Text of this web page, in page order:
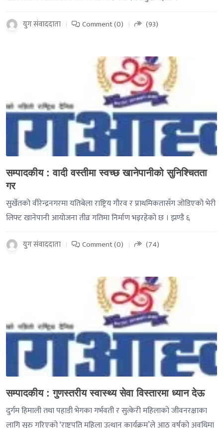
युग संवाददाता Comment (0) (93)
सम्पादकीय : वादी वस्तीमा स्वच्छ खानेपानीको सुनिश्चितता
गर
सुर्खेतको वीरेन्द्रनगरमा यतिबेला राष्ट्रिय गौरव र प्राथमिकतासँग जोडिएको भेरी
लिफ्ट खानेपानी आयोजना तीव्र गतिमा निर्माण भइरहेको छ । झण्डै ६
युग संवाददाता Comment (0) (74)
सम्पादकीय : गुणस्तरीय स्वास्थ्य सेवा विस्तारमा ध्यान देऊ
दुर्गम हिमाली तथा पहाडी भेगका गर्भवती र सुत्केरी महिलाको जीवनरक्षाका
लागि सुरु गरिएको ‘राष्ट्रपति महिला उत्थान कार्यक्रम’ले आठ वर्षको अवधिमा